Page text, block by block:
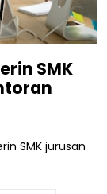
SMK
SMK jurusan